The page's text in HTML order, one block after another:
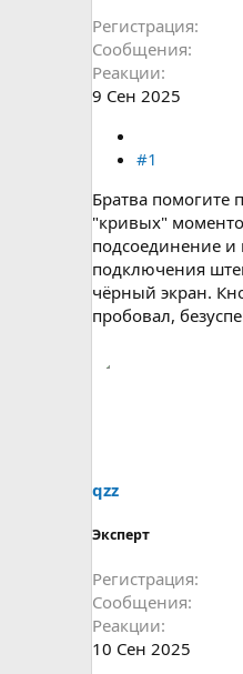
Регистрация
Сообщения
Реакции
9 Сен 2025
#1
Братва помогите
"кривых"
подсоединение и
подключения
чёрный экран.
пробовал,
qzz
Эксперт
Регистрация
Сообщения
Реакции
10 Сен 2025